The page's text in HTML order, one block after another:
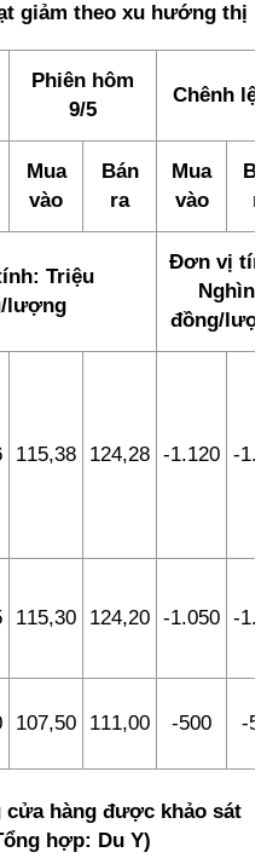
giảm theo xu hướng thị
Phiên hôm
9/5
Chênh
Mua
vào
Bán
ra
Mua
vào
Triệu
lượng
Đơn vị
Nghìn
đồng/
115,38 124,28 -1.120 -
115,30 124,20 -1.050 -
107,50 111,00 -500 -
cửa hàng được khảo sát
hợp: Du Y)